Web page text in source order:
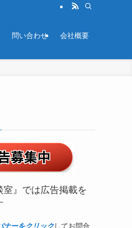
問い合わせ 会社概要
室』では広告掲載を
ナーをクリックしてお問合